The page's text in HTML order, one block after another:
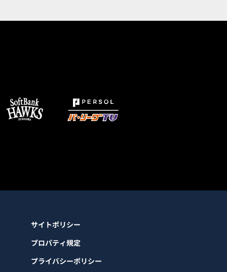
サイトポリシー
プロパティ規定
プライバシーポリシー